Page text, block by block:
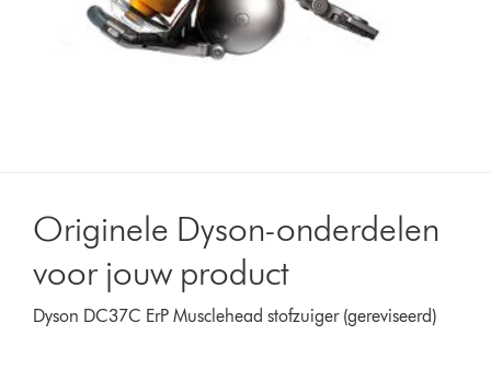
Originele Dyson-onderdelen
voor jouw product
Dyson DC37C ErP Musclehead stofzuiger (gereviseerd)